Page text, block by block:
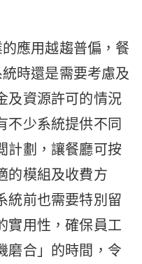
應用越趨普偏 ，餐
時還是需要考慮及
及資源許可的情況
不少系統提供不同
計劃，讓餐廳可按
的模組及收費方
統前也需要特別留
實用性，確保員工
磨合」 的時間，令